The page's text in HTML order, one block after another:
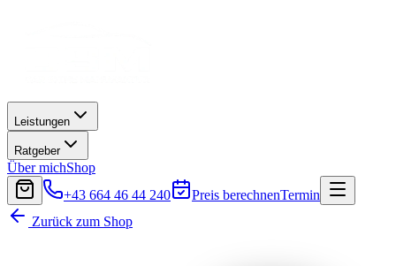
Leistungen
Ratgeber
Über michShop
+43 664 46 44 240
Preis berechnenTermin
Zurück zum Shop